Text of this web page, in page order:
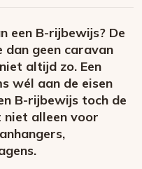
een B-rijbewijs? De
dan geen caravan
altijd zo. Een
wél aan de eisen
B-rijbewijs toch de
alleen voor